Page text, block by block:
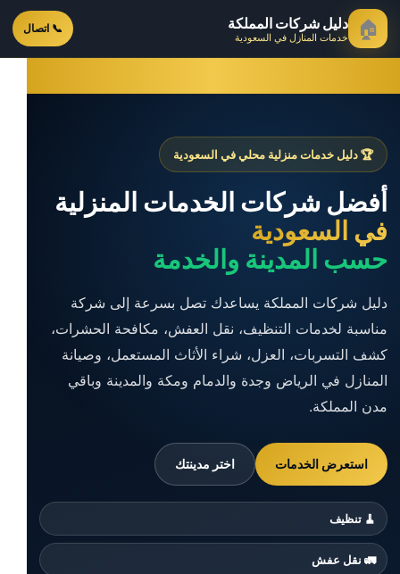
🏠 دليل شركات المملكة
خدمات المنازل في السعودية 📞 اتصال
🏆 دليل خدمات منزلية محلي في السعودية
أفضل شركات الخدمات المنزلية
في السعودية
حسب المدينة والخدمة
دليل شركات المملكة يساعدك تصل بسرعة إلى شركة
مناسبة لخدمات التنظيف، نقل العفش، مكافحة الحشرات،
كشف التسربات، العزل، شراء الأثاث المستعمل، وصيانة
المنازل في الرياض وجدة والدمام ومكة والمدينة وباقي
مدن المملكة.
استعرض الخدمات اختر مدينتك
🧹 تنظيف
🚛 نقل عفش